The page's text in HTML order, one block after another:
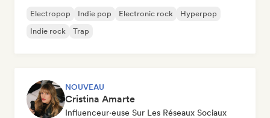
Electropop Indie pop Electronic rock
Hyperpop
Indie rock
Trap
NOUVEAU
Cristina Amarte
Influenceur·euse Sur Les Réseaux Sociaux